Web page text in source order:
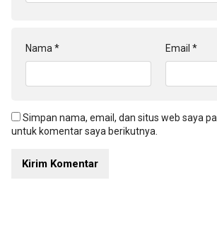
Nama * Email *
Simpan nama, email, dan situs web saya
untuk komentar saya berikutnya.